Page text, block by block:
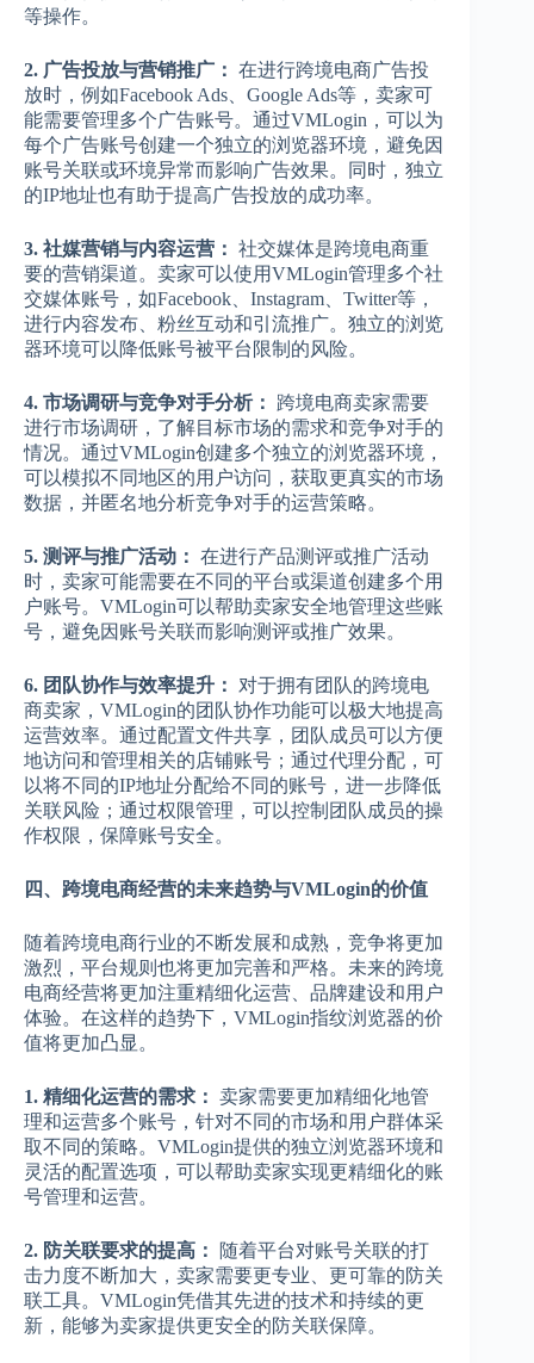
等操作。
2. 广告投放与营销推广： 在进行跨境电商广告投
放时，例如Facebook Ads、Google Ads等，卖家可
能需要管理多个广告账号。通过VMLogin，可以为
每个广告账号创建一个独立的浏览器环境，避免因
账号关联或环境异常而影响广告效果。同时，独立
的IP地址也有助于提高广告投放的成功率。
3. 社媒营销与内容运营： 社交媒体是跨境电商重
要的营销渠道。卖家可以使用VMLogin管理多个社
交媒体账号，如Facebook、Instagram、Twitter等，
进行内容发布、粉丝互动和引流推广。独立的浏览
器环境可以降低账号被平台限制的风险。
4. 市场调研与竞争对手分析：
跨境电商卖家需要
进行市场调研，了解目标市场的需求和竞争对手的
情况。通过VMLogin创建多个独立的浏览器环境，
可以模拟不同地区的用户访问，获取更真实的市场
数据，并匿名地分析竞争对手的运营策略。
5. 测评与推广活动： 在进行产品测评或推广活动
时，卖家可能需要在不同的平台或渠道创建多个用
户账号。VMLogin可以帮助卖家安全地管理这些账
号，避免因账号关联而影响测评或推广效果。
6. 团队协作与效率提升：
对于拥有团队的跨境电
商卖家，VMLogin的团队协作功能可以极大地提高
运营效率。通过配置文件共享，团队成员可以方便
地访问和管理相关的店铺账号；通过代理分配，可
以将不同的IP地址分配给不同的账号，进一步降低
关联风险；通过权限管理，可以控制团队成员的操
作权限，保障账号安全。
四、跨境电商经营的未来趋势与VMLogin的价值
随着跨境电商行业的不断发展和成熟，竞争将更加
激烈，平台规则也将更加完善和严格。未来的跨境
电商经营将更加注重精细化运营、品牌建设和用户
体验。在这样的趋势下，VMLogin指纹浏览器的价
值将更加凸显。
1. 精细化运营的需求： 卖家需要更加精细化地管
理和运营多个账号，针对不同的市场和用户群体采
取不同的策略。VMLogin提供的独立浏览器环境和
灵活的配置选项，可以帮助卖家实现更精细化的账
号管理和运营。
2. 防关联要求的提高：
随着平台对账号关联的打
击力度不断加大，卖家需要更专业、更可靠的防关
联工具。VMLogin凭借其先进的技术和持续的更
新，能够为卖家提供更安全的防关联保障。